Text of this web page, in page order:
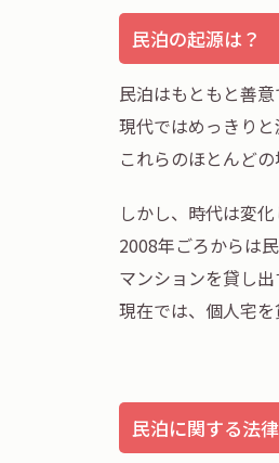
民泊の起源は？
民泊はもともと善
現代ではめっきり
これらのほとんど
しかし、時代は変
2008年ごろからは
マンションを貸し
現在では、個人宅
民泊に関する法